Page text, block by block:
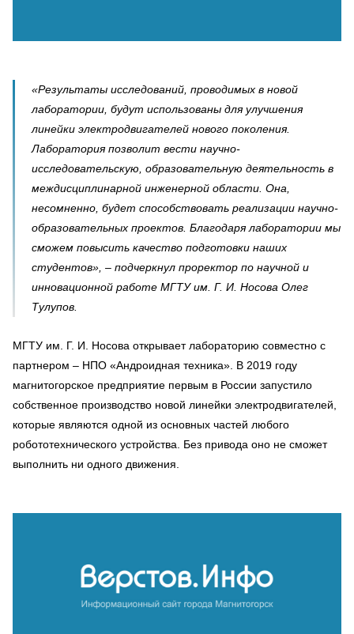
«Результаты исследований, проводимых в новой
лаборатории, будут использованы для улучшения
линейки электродвигателей нового поколения.
Лаборатория позволит вести научно-
исследовательскую, образовательную деятельность в
междисциплинарной инженерной области. Она,
несомненно, будет способствовать реализации научно-
образовательных проектов. Благодаря лаборатории мы
сможем повысить качество подготовки наших
студентов», – подчеркнул проректор по научной и
инновационной работе МГТУ им. Г. И. Носова Олег
Тулупов.
МГТУ им. Г. И. Носова открывает лабораторию совместно с
партнером – НПО «Андроидная техника». В 2019 году
магнитогорское предприятие первым в России запустило
собственное производство новой линейки электродвигателей,
которые являются одной из основных частей любого
робототехнического устройства. Без привода оно не сможет
выполнить ни одного движения.